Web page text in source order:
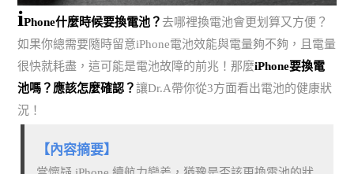
iPhone什麼時候要換電池？去哪裡換電池會更划算又方便？
如果你總需要隨時留意iPhone電池效能與電量夠不夠，且電量
很快就耗盡，這可能是電池故障的前兆！那麼iPhone要換電
池嗎？應該怎麼確認？讓Dr.A帶你從3方面看出電池的健康狀
況！
【內容摘要】